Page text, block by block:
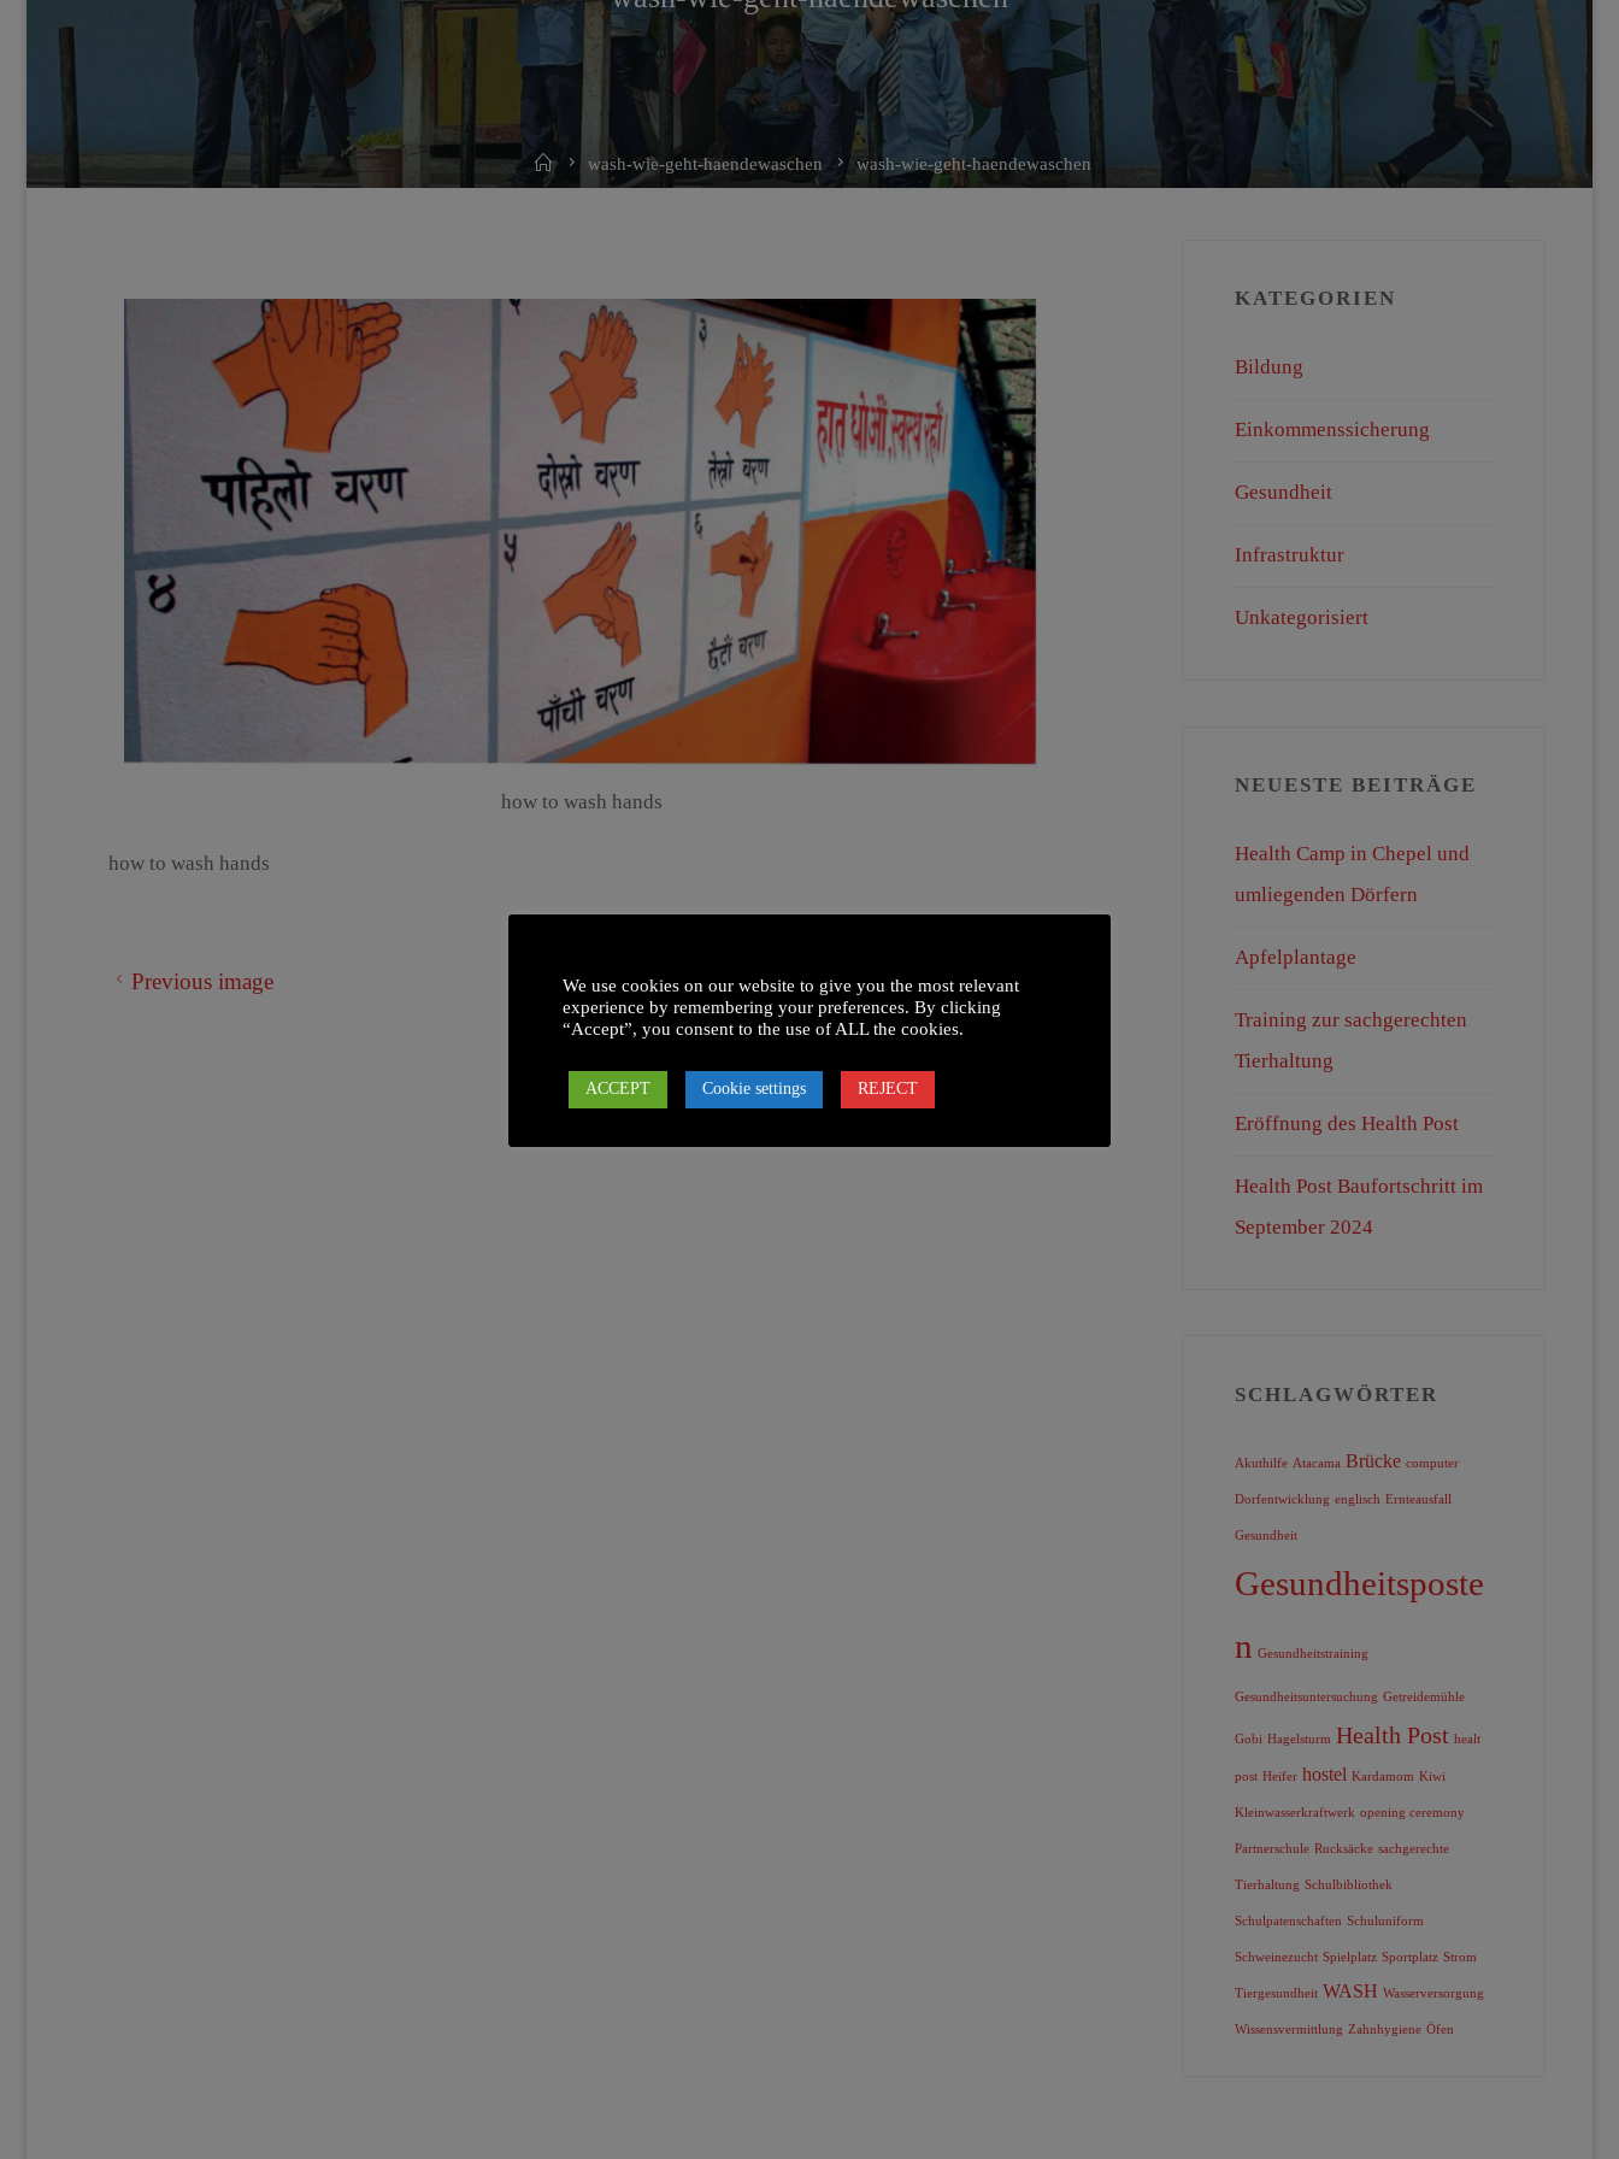
Homewash-wie-geht-haendewaschen wash-wie-geht-haendewaschen
how to wash hands
how to wash hands
Previous image Next image
KATEGORIEN
Bildung
Einkommenssicherung
Gesundheit
Infrastruktur
Unkategorisiert
NEUESTE BEITRÄGE
Health Camp in Chepel und
umliegenden Dörfern
Apfelplantage
Training zur sachgerechten
Tierhaltung
Eröffnung des Health Post
Health Post Baufortschritt im
September 2024
SCHLAGWÖRTER
Akuthilfe Atacama Brücke computer
Dorfentwicklung englisch Ernteausfall
Gesundheit
Gesundheitsposte
n Gesundheitstraining
Gesundheitsuntersuchung Getreidemühle
Gobi Hagelsturm Health Post healt
post Heifer hostel Kardamom Kiwi
Kleinwasserkraftwerk opening ceremony
Partnerschule Rucksäcke sachgerechte
Tierhaltung Schulbibliothek
Schulpatenschaften Schuluniform
Schweinezucht Spielplatz Sportplatz Strom
Tiergesundheit WASH Wasserversorgung
Wissensvermittlung Zahnhygiene Öfen
We use cookies on our website to give you the most relevant
experience by remembering your preferences. By clicking
“Accept”, you consent to the use of ALL the cookies.
ACCEPT Cookie settings REJECT